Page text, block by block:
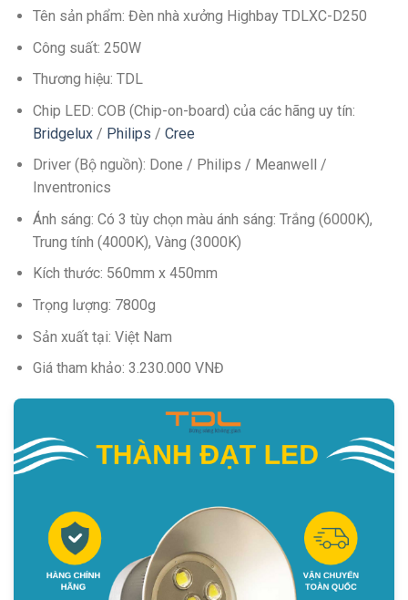
Tên sản phẩm: Đèn nhà xưởng Highbay TDLXC-D250
Công suất: 250W
Thương hiệu: TDL
Chip LED: COB (Chip-on-board) của các hãng uy tín:
Bridgelux/ Philips / Cree
Driver (Bộ nguồn): Done / Philips / Meanwell /
Inventronics
Ánh sáng: Có 3 tùy chọn màu ánh sáng: Trắng (6000K),
Trung tính (4000K), Vàng (3000K)
Kích thước: 560mm x 450mm
Trọng lượng: 7800g
Sản xuất tại: Việt Nam
Giá tham khảo: 3.230.000 VNĐ